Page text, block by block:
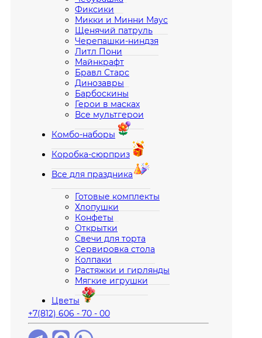
Фиксики
Микки и Минни Маус
Щенячий патруль
Черепашки-ниндзя
Литл Пони
Майнкрафт
Бравл Старс
Динозавры
Барбоскины
Герои в масках
Все мультгерои
Комбо-наборы
Коробка-сюрприз
Все для праздника
Готовые комплекты
Хлопушки
Конфеты
Открытки
Свечи для торта
Сервировка стола
Колпаки
Растяжки и гирлянды
Мягкие игрушки
Цветы
+7(812) 606 - 70 - 00